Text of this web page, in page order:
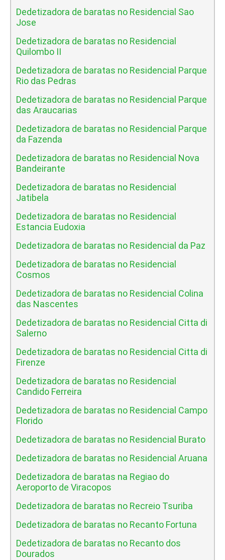
Dedetizadora de baratas no Residencial Sao
Jose
Dedetizadora de baratas no Residencial
Quilombo II
Dedetizadora de baratas no Residencial Parque
Rio das Pedras
Dedetizadora de baratas no Residencial Parque
das Araucarias
Dedetizadora de baratas no Residencial Parque
da Fazenda
Dedetizadora de baratas no Residencial Nova
Bandeirante
Dedetizadora de baratas no Residencial
Jatibela
Dedetizadora de baratas no Residencial
Estancia Eudoxia
Dedetizadora de baratas no Residencial da Paz
Dedetizadora de baratas no Residencial
Cosmos
Dedetizadora de baratas no Residencial Colina
das Nascentes
Dedetizadora de baratas no Residencial Citta di
Salerno
Dedetizadora de baratas no Residencial Citta di
Firenze
Dedetizadora de baratas no Residencial
Candido Ferreira
Dedetizadora de baratas no Residencial Campo
Florido
Dedetizadora de baratas no Residencial Burato
Dedetizadora de baratas no Residencial Aruana
Dedetizadora de baratas na Regiao do
Aeroporto de Viracopos
Dedetizadora de baratas no Recreio Tsuriba
Dedetizadora de baratas no Recanto Fortuna
Dedetizadora de baratas no Recanto dos
Dourados